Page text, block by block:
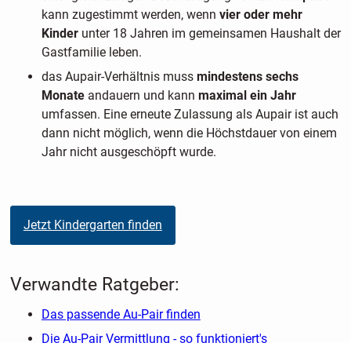
kann zugestimmt werden, wenn vier oder mehr
Kinderunter 18 Jahren im gemeinsamen Haushalt der
Gastfamilie leben.
das Aupair-Verhältnis muss mindestens sechs
Monateandauern und kann maximal ein Jahr
umfassen. Eine erneute Zulassung als Aupair ist auch
dann nicht möglich, wenn die Höchstdauer von einem
Jahr nicht ausgeschöpft wurde.
Jetzt Kindergarten finden
Verwandte Ratgeber:
Das passende Au-Pair finden
Die Au-Pair Vermittlung - so funktioniert's